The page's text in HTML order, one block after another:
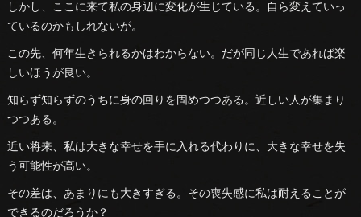
しかし、ここに来て私の身辺に変化が生じている。自ら変えていっ
ているのかもしれないが。
この先、何年生きられるかはわからない。だが同じ人生であれば楽
しいほうが良い。
知らず知らずのうちに身の回りを固めつつある。近しい人が集まり
つつある。
近い将来、私は大きな幸せを手に入れる代わりに、大きな幸せを失
う可能性が高い。
その差は、あまりにも大きすぎる。その喪失感に私は耐えることが
できるのだろうか？